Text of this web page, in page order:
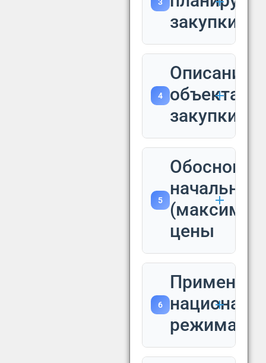
3
закупки
4
Описание
объекта
закупки
5
начальной
цены
6
режима